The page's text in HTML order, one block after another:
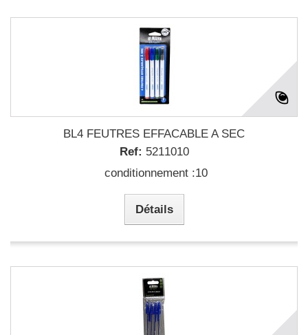
BL4 FEUTRES EFFACABLE A SEC
Ref: 5211010
conditionnement :10
Détails